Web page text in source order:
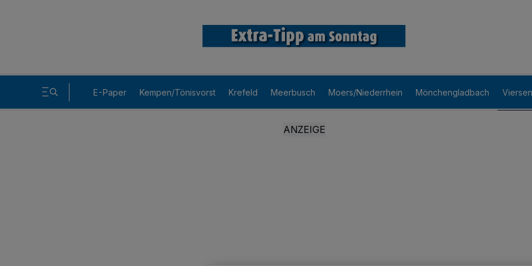
E-Paper Kempen/Tönisvorst Krefeld Meerbusch Moers/Niederrhein Mönchengladbach Viersen